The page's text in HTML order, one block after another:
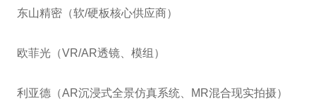
东山精密（软/硬板核心供应商）
欧菲光（VR/AR透镜、模组）
利亚德（AR沉浸式全景仿真系统、MR混合现实拍摄）